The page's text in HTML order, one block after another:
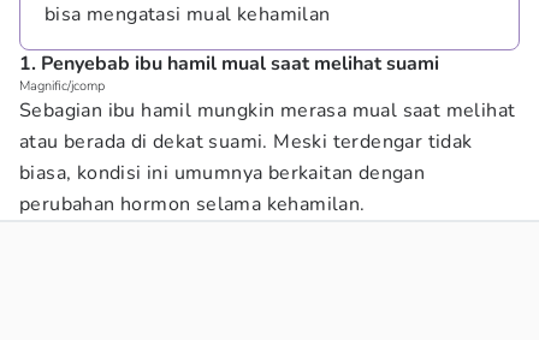
bisa mengatasi mual kehamilan
1. Penyebab ibu hamil mual saat melihat suami
Magnific/jcomp
Sebagian ibu hamil mungkin merasa mual saat melihat
atau berada di dekat suami. Meski terdengar tidak
biasa, kondisi ini umumnya berkaitan dengan
perubahan hormon selama kehamilan.